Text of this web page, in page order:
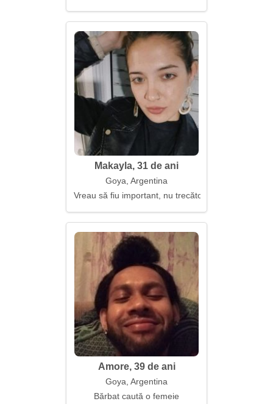
Makayla, 31 de ani
Goya, Argentina
Vreau să fiu important, nu trecător
Amore, 39 de ani
Goya, Argentina
Bărbat caută o femeie